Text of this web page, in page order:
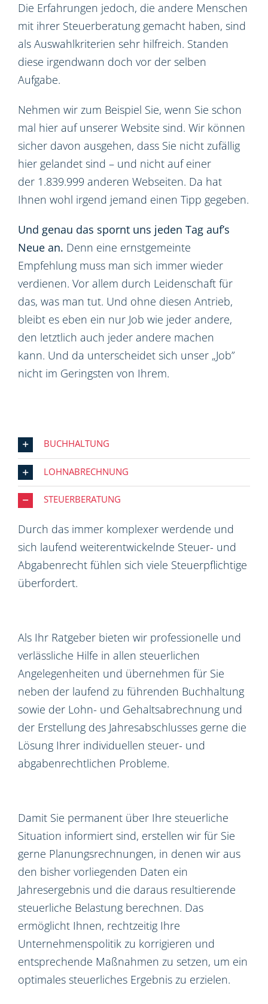
Die Erfahrungen jedoch, die andere Menschen
mit ihrer Steuerberatung gemacht haben, sind
als Auswahlkriterien sehr hilfreich. Standen
diese irgendwann doch vor der selben
Aufgabe.
Nehmen wir zum Beispiel Sie, wenn Sie schon
mal hier auf unserer Website sind. Wir können
sicher davon ausgehen, dass Sie nicht zufällig
hier gelandet sind – und nicht auf einer
der 1.839.999 anderen Webseiten. Da hat
Ihnen wohl irgend jemand einen Tipp gegeben.
Und genau das spornt uns jeden Tag auf’s
Neue an. Denn eine ernstgemeinte
Empfehlung muss man sich immer wieder
verdienen. Vor allem durch Leidenschaft für
das, was man tut. Und ohne diesen Antrieb,
bleibt es eben ein nur Job wie jeder andere,
den letztlich auch jeder andere machen
kann. Und da unterscheidet sich unser „Job”
nicht im Geringsten von Ihrem.
BUCHHALTUNG
LOHNABRECHNUNG
STEUERBERATUNG
Durch das immer komplexer werdende und
sich laufend weiterentwickelnde Steuer- und
Abgabenrecht fühlen sich viele Steuerpflichtige
überfordert.
Als Ihr Ratgeber bieten wir professionelle und
verlässliche Hilfe in allen steuerlichen
Angelegenheiten und übernehmen für Sie
neben der laufend zu führenden Buchhaltung
sowie der Lohn- und Gehaltsabrechnung und
der Erstellung des Jahresabschlusses gerne die
Lösung Ihrer individuellen steuer- und
abgabenrechtlichen Probleme.
Damit Sie permanent über Ihre steuerliche
Situation informiert sind, erstellen wir für Sie
gerne Planungsrechnungen, in denen wir aus
den bisher vorliegenden Daten ein
Jahresergebnis und die daraus resultierende
steuerliche Belastung berechnen. Das
ermöglicht Ihnen, rechtzeitig Ihre
Unternehmenspolitik zu korrigieren und
entsprechende Maßnahmen zu setzen, um ein
optimales steuerliches Ergebnis zu erzielen.